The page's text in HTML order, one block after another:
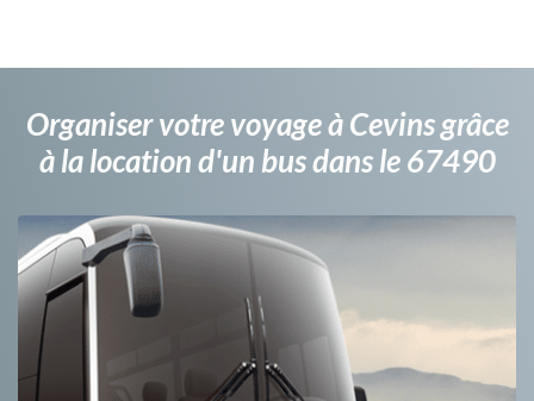
Organiser votre voyage à Cevins grâce
à la location d'un bus dans le 67490